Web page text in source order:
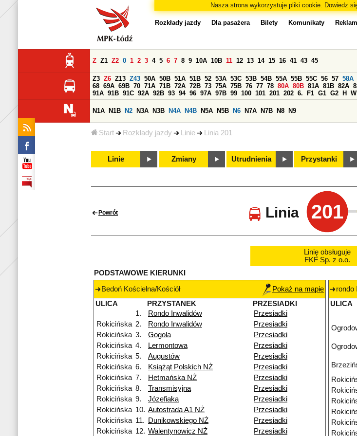
Nasza strona wykorzystuje pliki cookie. Dowiedz
Start Rozkłady jazdy Linie Linia 201
Rozkłady jazdy Dla pasażera Bilety Komunikaty
Z Z1 Z2 0 1 2 3 4 5 6 7 8 9 10A 10B 11 12 13 14 15 16 41 43 45
Z3 Z6 Z13 Z43 50A 50B 51A 51B 52 53A 53C 53B 54B 55A 55B 55C 56 57 58A
68 69A 69B 70 71A 71B 72A 72B 73 75A 75B 76 77 78 80A 80B 81A 81B 82A
91A 91B 91C 92A 92B 93 94 96 97A 97B 99 100 101 201 202 6. F1 G1 G2 H W
N1A N1B N2 N3A N3B N4A N4B N5A N5B N6 N7A N7B N8 N9
Linie Zmiany Utrudnienia Przystanki
Powrót Linia 201
Linię obsługuje
FKF Sp. z o.o.
PODSTAWOWE KIERUNKI
Bedoń Kościelna/Kościół
Pokaż na mapie
ULICA
PRZYSTANEK
PRZESIADKI
1.
Rondo Inwalidów
Przesiadki
Rokicińska 2. Rondo Inwalidów
Przesiadki
Rokicińska 3. Gogola
Przesiadki
Rokicińska 4. Lermontowa
Przesiadki
Rokicińska 5. Augustów
Przesiadki
Rokicińska 6. Książąt Polskich NŻ
Przesiadki
Rokicińska 7. Hetmańska NŻ
Przesiadki
Rokicińska 8. Transmisyjna
Przesiadki
Rokicińska 9. Józefiaka
Przesiadki
Rokicińska 10. Autostrada A1 NŻ
Przesiadki
Rokicińska 11. Dunikowskiego NŻ
Przesiadki
Rokicińska 12. Walentynowicz NŻ Przesiadki
rondo
ULICA